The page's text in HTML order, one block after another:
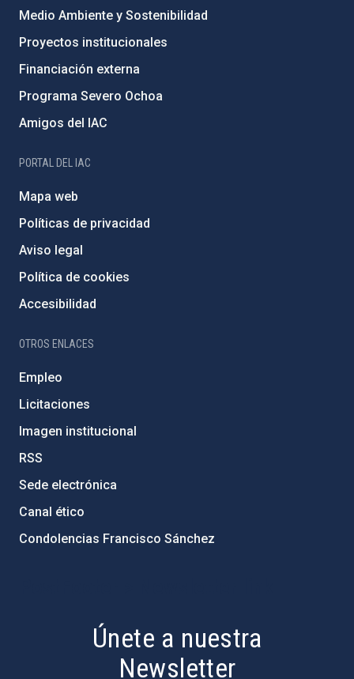
Medio Ambiente y Sostenibilidad
Proyectos institucionales
Financiación externa
Programa Severo Ochoa
Amigos del IAC
PORTAL DEL IAC
Mapa web
Políticas de privacidad
Aviso legal
Política de cookies
Accesibilidad
OTROS ENLACES
Empleo
Licitaciones
Imagen institucional
RSS
Sede electrónica
Canal ético
Condolencias Francisco Sánchez
Únete a nuestra
Newsletter